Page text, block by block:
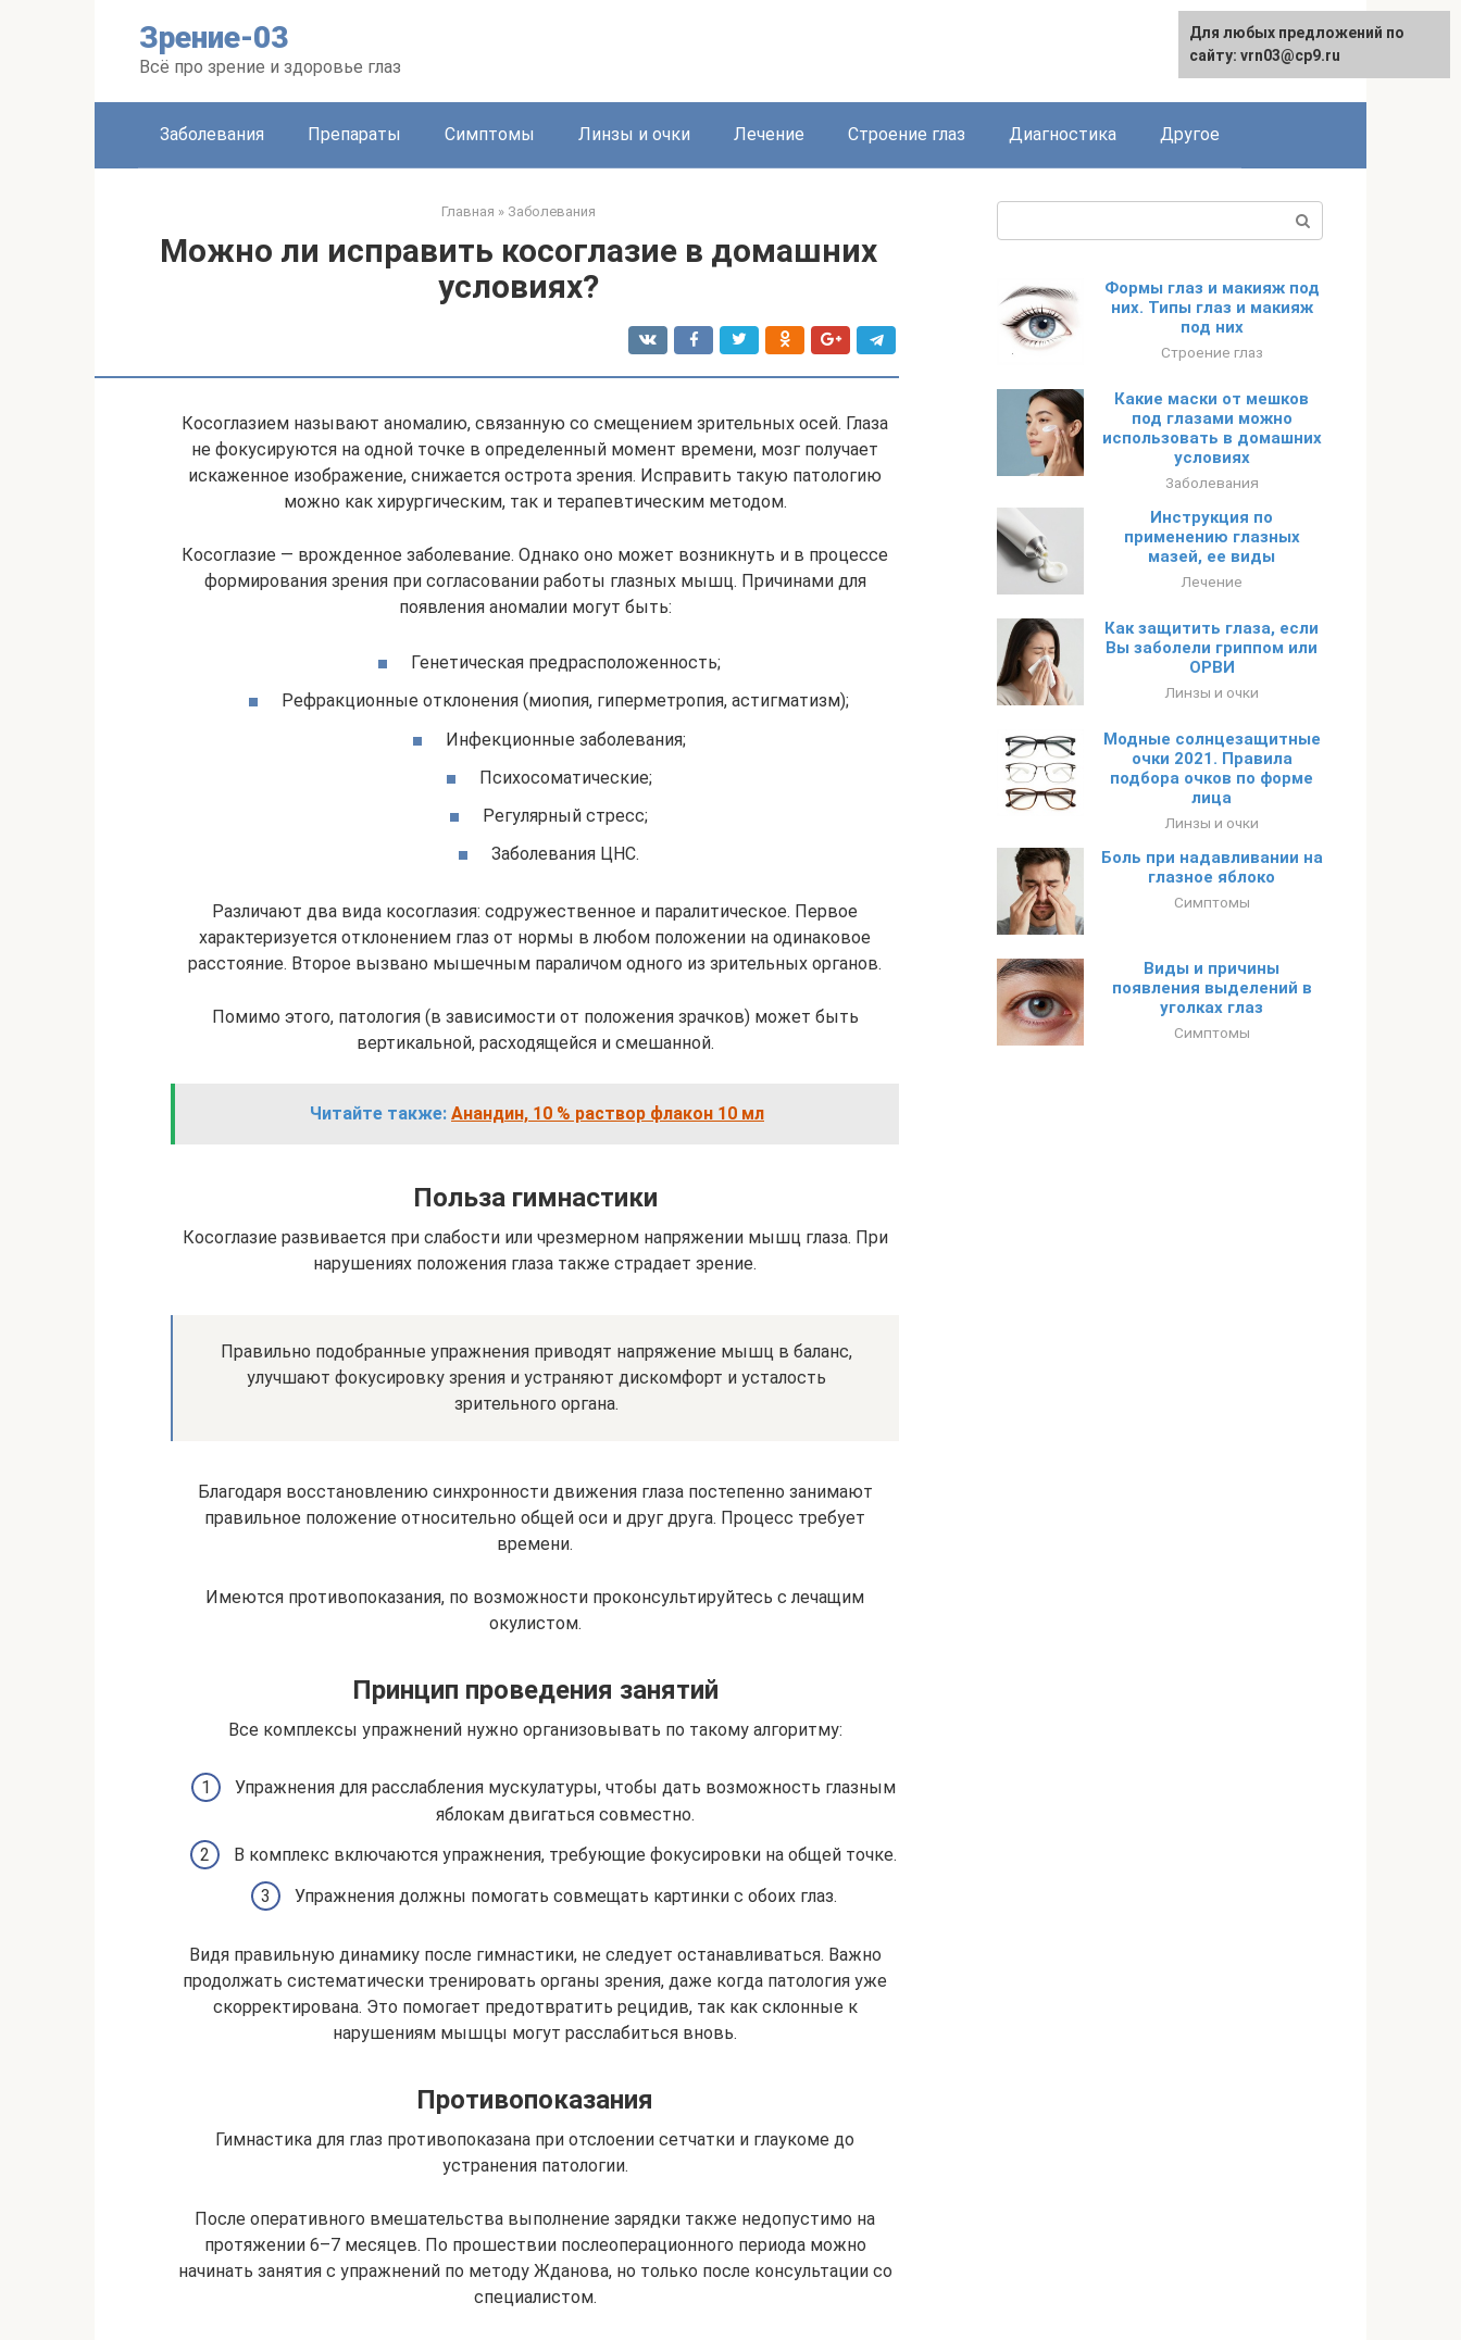
Зрение-03
Всё про зрение и здоровье глаз
English
Заболевания Препараты Симптомы Линзы и очки Лечение Строение глаз Диагностика Другое
Главная » Заболевания
Можно ли исправить косоглазие в домашних
условиях?
Косоглазием называют аномалию, связанную со смещением зрительных осей. Глаза
не фокусируются на одной точке в определенный момент времени, мозг получает
искаженное изображение, снижается острота зрения. Исправить такую патологию
можно как хирургическим, так и терапевтическим методом.
Косоглазие — врожденное заболевание. Однако оно может возникнуть и в процессе
формирования зрения при согласовании работы глазных мышц. Причинами для
появления аномалии могут быть:
Генетическая предрасположенность;
Рефракционные отклонения (миопия, гиперметропия, астигматизм);
Инфекционные заболевания;
Психосоматические;
Регулярный стресс;
Заболевания ЦНС.
Различают два вида косоглазия: содружественное и паралитическое. Первое
характеризуется отклонением глаз от нормы в любом положении на одинаковое
расстояние. Второе вызвано мышечным параличом одного из зрительных органов.
Помимо этого, патология (в зависимости от положения зрачков) может быть
вертикальной, расходящейся и смешанной.
Читайте также: Анандин, 10 % раствор флакон 10 мл
Польза гимнастики
Косоглазие развивается при слабости или чрезмерном напряжении мышц глаза. При
нарушениях положения глаза также страдает зрение.
Правильно подобранные упражнения приводят напряжение мышц в баланс,
улучшают фокусировку зрения и устраняют дискомфорт и усталость
зрительного органа.
Благодаря восстановлению синхронности движения глаза постепенно занимают
правильное положение относительно общей оси и друг друга. Процесс требует
времени.
Имеются противопоказания, по возможности проконсультируйтесь с лечащим
окулистом.
Принцип проведения занятий
Все комплексы упражнений нужно организовывать по такому алгоритму:
Упражнения для расслабления мускулатуры, чтобы дать возможность глазным
яблокам двигаться совместно.
В комплекс включаются упражнения, требующие фокусировки на общей точке.
Упражнения должны помогать совмещать картинки с обоих глаз.
Видя правильную динамику после гимнастики, не следует останавливаться. Важно
продолжать систематически тренировать органы зрения, даже когда патология уже
скорректирована. Это помогает предотвратить рецидив, так как склонные к
нарушениям мышцы могут расслабиться вновь.
Противопоказания
Гимнастика для глаз противопоказана при отслоении сетчатки и глаукоме до
устранения патологии.
После оперативного вмешательства выполнение зарядки также недопустимо на
протяжении 6–7 месяцев. По прошествии послеоперационного периода можно
начинать занятия с упражнений по методу Жданова, но только после консультации со
специалистом.
Формы глаз и макияж под
них. Типы глаз и макияж
под них
Строение глаз
Какие маски от мешков
под глазами можно
использовать в домашних
условиях
Заболевания
Инструкция по
применению глазных
мазей, ее виды
Лечение
Как защитить глаза, если
Вы заболели гриппом или
ОРВИ
Линзы и очки
Модные солнцезащитные
очки 2021. Правила
подбора очков по форме
лица
Линзы и очки
Боль при надавливании на
глазное яблоко
Симптомы
Виды и причины
появления выделений в
уголках глаз
Симптомы
Для любых предложений по
сайту: vrn03@cp9.ru